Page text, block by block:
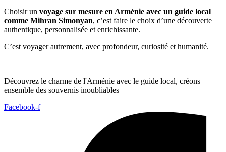
Choisir un voyage sur mesure en Arménie avec un guide local
comme Mihran Simonyan, c’est faire le choix d’une découverte
authentique, personnalisée et enrichissante.
C’est voyager autrement, avec profondeur, curiosité et humanité.
Découvrez le charme de l'Arménie avec le guide local, créons
ensemble des souvernis inoubliables
Facebook-f